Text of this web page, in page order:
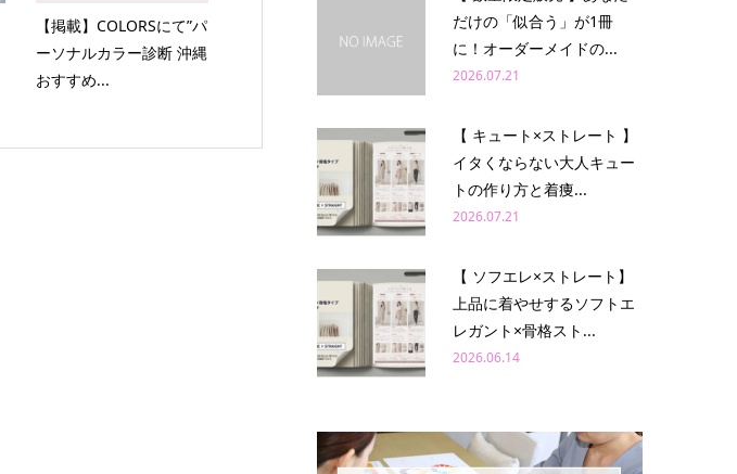
【掲載】COLORSにて”パ
ーソナルカラー診断 沖縄
おすすめ...
だけの「似合う」が1冊
に！オーダーメイドの...
2026.07.21
【 キュート×ストレート 】
イタくならない大人キュー
トの作り方と着痩...
2026.07.21
【 ソフエレ×ストレート】
上品に着やせするソフトエ
レガント×骨格スト...
2026.06.14